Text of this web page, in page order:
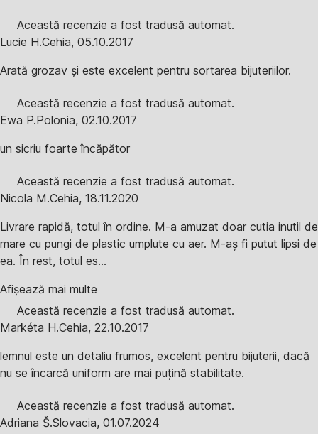
Această recenzie a fost tradusă automat.
Lucie H.Cehia, 05.10.2017
Arată grozav și este excelent pentru sortarea bijuteriilor.
Această recenzie a fost tradusă automat.
Ewa P.Polonia, 02.10.2017
un sicriu foarte încăpător
Această recenzie a fost tradusă automat.
Nicola M.Cehia, 18.11.2020
Livrare rapidă, totul în ordine. M-a amuzat doar cutia inutil de
mare cu pungi de plastic umplute cu aer. M-aș fi putut lipsi de
ea. În rest, totul es...
Afișează mai multe
Această recenzie a fost tradusă automat.
Markéta H.Cehia, 22.10.2017
lemnul este un detaliu frumos, excelent pentru bijuterii, dacă
nu se încarcă uniform are mai puțină stabilitate.
Această recenzie a fost tradusă automat.
Adriana Š.Slovacia, 01.07.2024